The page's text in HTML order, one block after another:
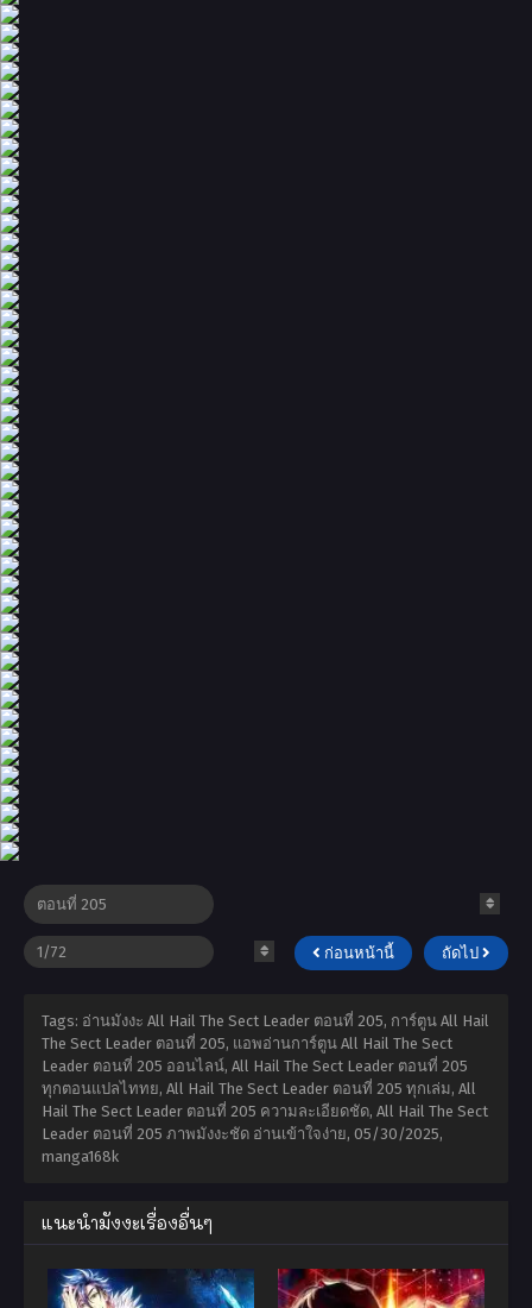
ก่อนหน้านี้ ถัดไป
Tags: อ่านมังงะ All Hail The Sect Leader ตอนที่ 205, การ์ตูน All Hail
The Sect Leader ตอนที่ 205, แอพอ่านการ์ตูน All Hail The Sect
Leader ตอนที่ 205 ออนไลน์, All Hail The Sect Leader ตอนที่ 205
ทุกตอนแปลไททย, All Hail The Sect Leader ตอนที่ 205 ทุกเล่ม, All
Hail The Sect Leader ตอนที่ 205 ความละเอียดชัด, All Hail The Sect
Leader ตอนที่ 205 ภาพมังงะชัด อ่านเข้าใจง่าย, 05/30/2025,
manga168k
แนะนำมังงะเรื่องอื่นๆ